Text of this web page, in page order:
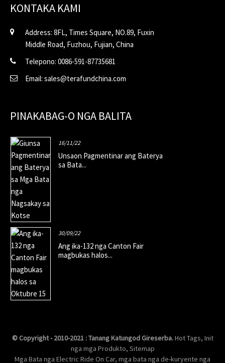
KONTAKA KAMI
Address: 8FL, Times Square, NO.89, Fuxin
Middle Road, Fuzhou, Fujian, China
Telepono: 0086-591-87735681
Email: sales@terafundchina.com
PINAKABAG-O NGA BALITA
16/11/22
Unsaon Pagmentinar ang Baterya
sa Bata...
30/09/22
Ang ika-132 nga Canton Fair
magbukas halos...
© Copyright - 2010-2021 : Tanang Katungod Gireserba.Hot Tags, Init
nga mga Produkto, Sitemap
Mga Bata nga Electric Ride On Car, mga bata nga de-kuryente nga